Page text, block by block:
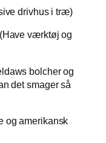
drivhus i træ)
værktøj og
bolcher og
det smager så
og amerikansk